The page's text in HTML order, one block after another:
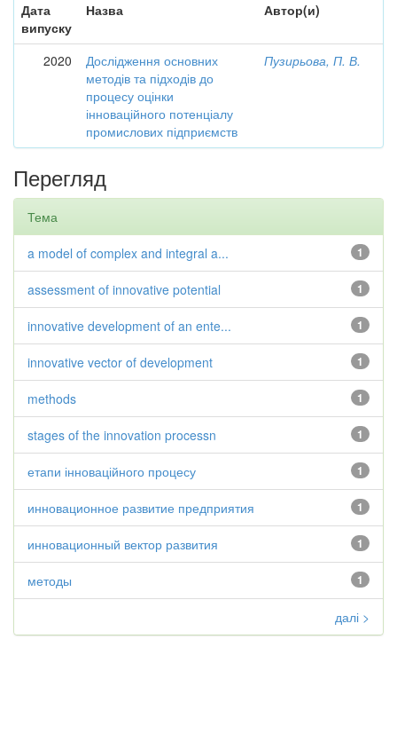
Дата
випуску
Назва Автор(и)
2020
Дослідження основних
методів та підходів до
процесу оцінки
інноваційного потенціалу
промислових підприємств
Пузирьова, П. В.
Перегляд
Тема
1
a model of complex and integral a...
1
assessment of innovative potential
1
innovative development of an ente...
1
innovative vector of development
1
methods
1
stages of the innovation processn
1
етапи інноваційного процесу
1
инновационное развитие предприятия
1
инновационный вектор развития
1
методы
далі >